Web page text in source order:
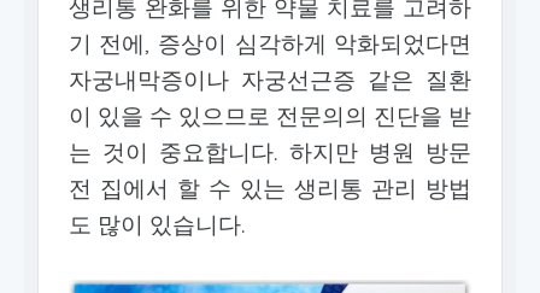
생리통 완화를 위한 약물 치료를 고려하
기 전에, 증상이 심각하게 악화되었다면
자궁내막증이나 자궁선근증 같은 질환
이 있을 수 있으므로 전문의의 진단을 받
는 것이 중요합니다. 하지만 병원 방문
전 집에서 할 수 있는 생리통 관리 방법
도 많이 있습니다.